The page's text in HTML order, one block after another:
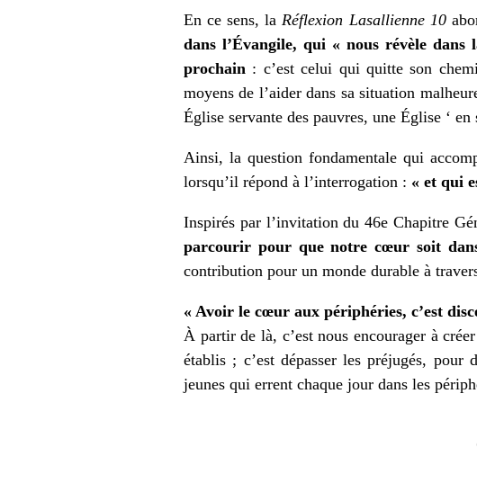
En ce sens, la Réflexion Lasallienne 10
dans l’Évangile, qui « nous révèle
prochain : c’est celui qui quitte son
moyens de l’aider dans sa situation
Église servante des pauvres, une Église ‘ en
Ainsi, la question fondamentale qui
lorsqu’il répond à l’interrogation : « et qui
Inspirés par l’invitation du 46e Chapitre
parcourir pour que notre cœur soit
contribution pour un monde durable à
« Avoir le cœur aux périphéries, c’est
À partir de là, c’est nous encourager à
établis ; c’est dépasser les préjugés, pour
jeunes qui errent chaque jour dans les